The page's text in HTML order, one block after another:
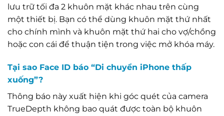
lưu trữ tối đa 2 khuôn mặt khác nhau trên cùng
một thiết bị. Bạn có thể dùng khuôn mặt thứ nhất
cho chính mình và khuôn mặt thứ hai cho vợ/chồng
hoặc con cái để thuận tiện trong việc mở khóa máy.
Tại sao Face ID báo “Di chuyển iPhone thấp
xuống”?
Thông báo này xuất hiện khi góc quét của camera
TrueDepth không bao quát được toàn bộ khuôn